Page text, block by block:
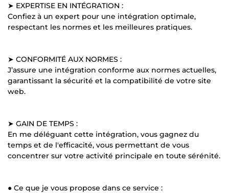
➤ EXPERTISE EN INTÉGRATION :
Confiez à un expert pour une intégration optimale,
respectant les normes et les meilleures pratiques.
➤ CONFORMITÉ AUX NORMES :
J’assure une intégration conforme aux normes actuelles,
garantissant la sécurité et la compatibilité de votre site
web.
➤ GAIN DE TEMPS :
En me déléguant cette intégration, vous gagnez du
temps et de l'efficacité, vous permettant de vous
concentrer sur votre activité principale en toute sérénité.
● Ce que je vous propose dans ce service :